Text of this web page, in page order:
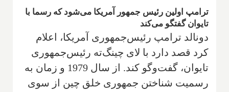
ترامپ اولین رئیس جمهور آمریکا می‌شود که رسما با
تایوان گفتگو می‌کند
دونالد ترامپ رئیس‌جمهوری آمریکا، اعلام
کرد قصد دارد با لای چینگ‌ته رئیس‌جمهوری
تایوان، گفت‌وگو کند. از سال 1979 و زمان به
رسمیت شناختن جمهوری خلق چین از سوی